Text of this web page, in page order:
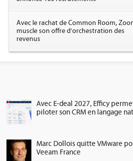
Avec le rachat de Common Room,
muscle son offre d'orchestration des
revenus
Avec E-deal 2027, Efficy
piloter son CRM en langage
Marc Dollois quitte VMware
Veeam France